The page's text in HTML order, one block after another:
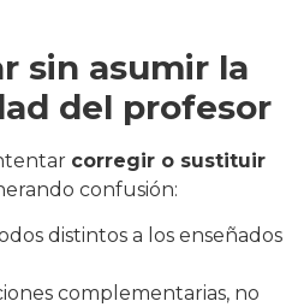
sin asumir la
del profesor
corregir o sustituir
confusión:
distintos a los enseñados
complementarias, no